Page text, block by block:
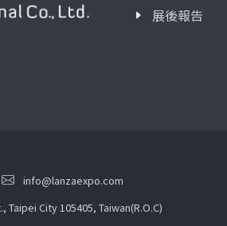
展後報告
info@lanzaexpo.com
Taipei City 105405, Taiwan(R.O.C)